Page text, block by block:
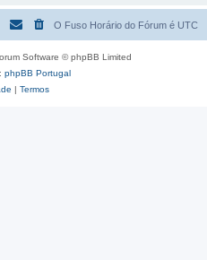
a
O Fuso Horário do Fórum é UTC
Software © phpBB Limited
phpBB Portugal
| Termos